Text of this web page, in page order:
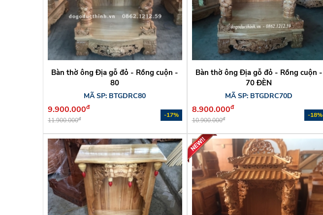
Bàn thờ ông Địa gỗ đỏ - Rồng cuộn -
80
MÃ SP: BTGDRC80
9.900.000đ
11.900.000đ -17%
Bàn thờ ông Địa gỗ đỏ - Rồng cuộn -
70 ĐÈN
MÃ SP: BTGDRC70D
8.900.000đ
10.900.000đ -18%